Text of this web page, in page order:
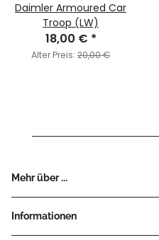
Daimler Armoured Car
Troop (LW)
18,00 € *
Alter Preis: 20,00 €
Mehr über ...
Informationen